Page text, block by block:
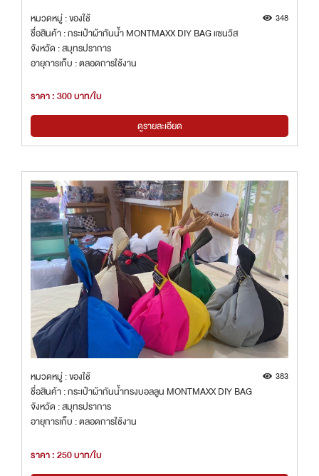
หมวดหมู่ : ของใช้ 348
ชื่อสินค้า : กระเป๋าผ้ากันน้ำ MONTMAXX DIY BAG แซนวิส
จังหวัด : สมุทรปราการ
อายุการเก็บ : ตลอดการใช้งาน
ราคา : 300 บาท/ใบ
ดูรายละเอียด
หมวดหมู่ : ของใช้ 383
ชื่อสินค้า : กระเป๋าผ้ากันน้ำทรงบอลลูน MONTMAXX DIY BAG
จังหวัด : สมุทรปราการ
อายุการเก็บ : ตลอดการใช้งาน
ราคา : 250 บาท/ใบ